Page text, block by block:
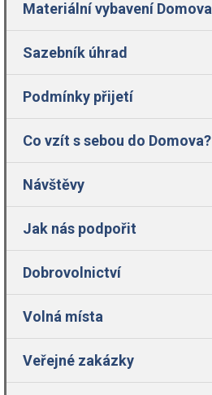
Materiální vybavení Domova
Sazebník úhrad
Podmínky přijetí
Co vzít s sebou do Domova?
Návštěvy
Jak nás podpořit
Dobrovolnictví
Volná místa
Veřejné zakázky